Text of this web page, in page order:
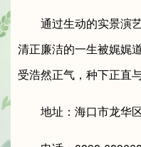
通过生动的实景演
清正廉洁的一生被娓娓
受浩然正气，种下正直
地址：海口市龙华